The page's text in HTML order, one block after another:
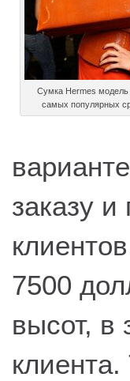
Сумка Hermes модель
самых популярных
заказу
7500
высот, в